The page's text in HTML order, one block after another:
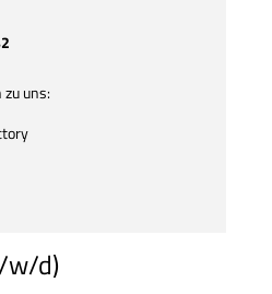
uns:
w/d)